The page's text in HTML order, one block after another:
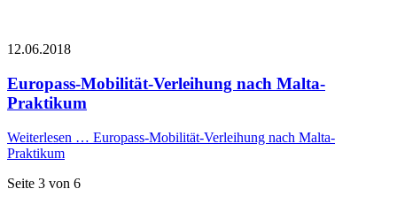
12.06.2018
Europass-Mobilität-Verleihung nach Malta-
Praktikum
Weiterlesen … Europass-Mobilität-Verleihung nach Malta-
Praktikum
Seite 3 von 6